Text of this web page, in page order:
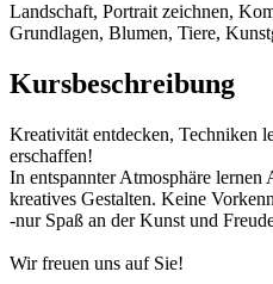
Landschaft, Portrait zeichnen,
Grundlagen, Blumen, Tiere,
Kursbeschreibung
Kreativität entdecken, Techniken
erschaffen!
In entspannter Atmosphäre
kreatives Gestalten. Keine
-nur Spaß an der Kunst und
Wir freuen uns auf Sie!